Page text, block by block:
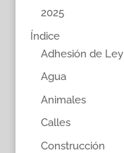
2025
Índice
Adhesión de Ley
Agua
Animales
Calles
Construcción